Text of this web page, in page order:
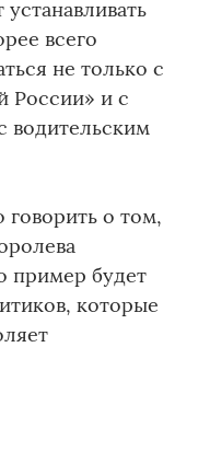
всего
не только с
России» и с
водительским
о том,
пример будет
которые